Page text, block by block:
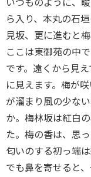
ら入り、本丸の石
見坂、更に進むと
ここは東御苑の中
です。遠くから見
に見えます。梅が
が溜まり風の少な
か。梅林坂は紅白
た。梅の香は、思
匂いのする初っ端
でも鼻を寄せると